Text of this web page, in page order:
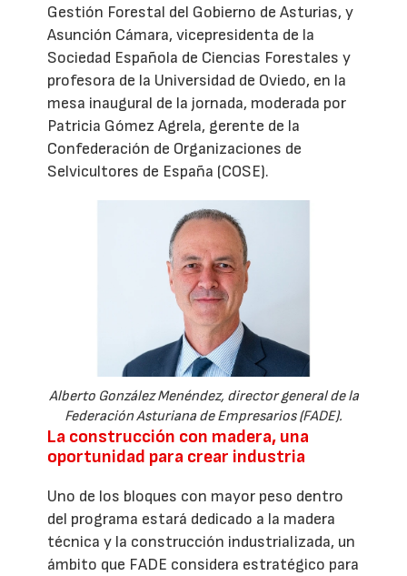
Gestión Forestal del Gobierno de Asturias, y
Asunción Cámara, vicepresidenta de la
Sociedad Española de Ciencias Forestales y
profesora de la Universidad de Oviedo, en la
mesa inaugural de la jornada, moderada por
Patricia Gómez Agrela, gerente de la
Confederación de Organizaciones de
Selvicultores de España (COSE).
Alberto González Menéndez, director general de la
Federación Asturiana de Empresarios (FADE).
La construcción con madera, una
oportunidad para crear industria
Uno de los bloques con mayor peso dentro
del programa estará dedicado a la madera
técnica y la construcción industrializada, un
ámbito que FADE considera estratégico para